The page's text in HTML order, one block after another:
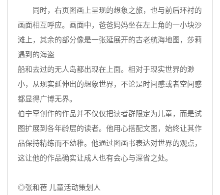
同时，右页图画上呈现的想象之旅，也与前后环衬的
画面相互呼应。画面中，爸爸妈妈坐在左上角的一小块沙
滩上，其余的部分像是一张延展开的古老航海地图，莎莉
遇到的海盗
船和去过的无人岛都出现在上面。相对于现实世界的渺
小，从现实延伸出的想象世界，不论是时间感或者空间感
都显得广博无界。
伯宁罕创作的作品并不仅仅把读者群限定为儿童，而是试
图扩展到各年龄层的读者。他用心搭配文图，始终让其作
品保持精练而不幼稚。他通过图画书表达对世界的观点，
这让他的作品确实让成人也有会心与深省之处。
◎张和蓓 儿童活动策划人